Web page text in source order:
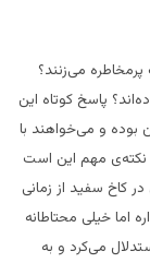
می‌زنند؟
پاسخ کوتاه این
بوده و می‌خواهند با
نکته‌ی مهم این است
کاخ سفید از زمانی
اما خیلی محتاطانه
می‌کرد و به